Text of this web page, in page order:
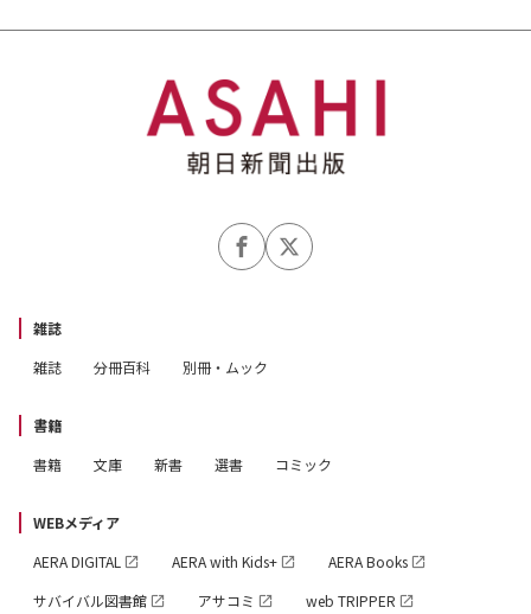
雑誌
雑誌
分冊百科 別冊・ムック
書籍
書籍
文庫 新書 選書 コミック
WEBメディア
AERA DIGITAL
AERA with Kids+
AERA Books
サバイバル図書館
アサコミ
web TRIPPER